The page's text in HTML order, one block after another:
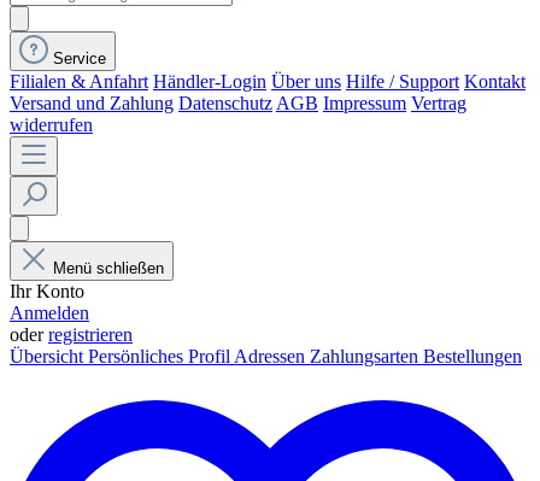
Service
Filialen & Anfahrt Händler-Login Über uns Hilfe / Support Kontakt
Versand und Zahlung Datenschutz AGB Impressum Vertrag
widerrufen
Menü schließen
Ihr Konto
Anmelden
oderregistrieren
Übersicht Persönliches Profil Adressen Zahlungsarten Bestellungen